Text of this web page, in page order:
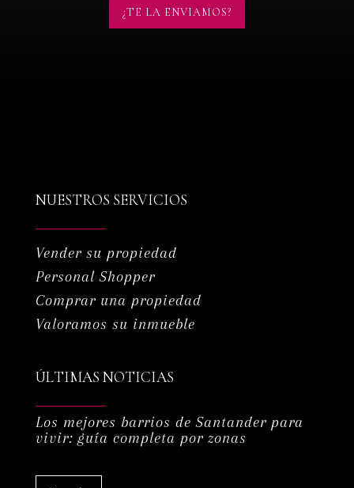
¿TE LA ENVIAMOS?
NUESTROS SERVICIOS
Vender su propiedad
Personal Shopper
Comprar una propiedad
Valoramos su inmueble
ÚLTIMAS NOTICIAS
Los mejores barrios de Santander para
vivir: guía completa por zonas